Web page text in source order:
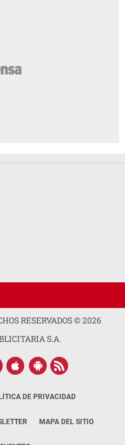
RESERVADOS ©2026
S.A.
DE PRIVACIDAD
MAPA DEL SITIO